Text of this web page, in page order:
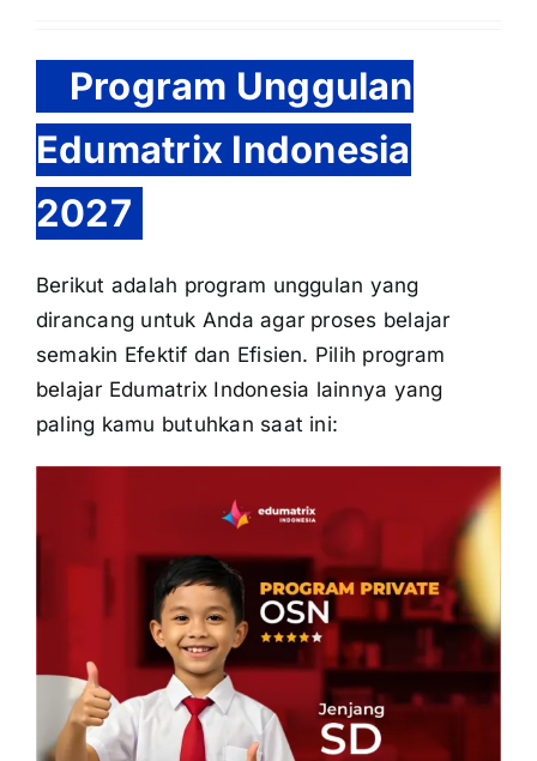
Program Unggulan
Edumatrix Indonesia
2027
Berikut adalah program unggulan yang
dirancang untuk Anda agar proses belajar
semakin Efektif dan Efisien. Pilih program
belajar Edumatrix Indonesia lainnya yang
paling kamu butuhkan saat ini: